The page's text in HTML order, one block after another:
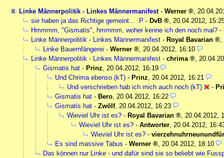
Linke Männerpolitik - Linkes Männermanifest- Werner ,
sie haben ja das Richtige gemeint... :P - DvB , 20.04.2012,
Hmmmm, "Gismatis", hmmmm, woher kenne ich den noch mal? -
Linke Männerpolitik - Linkes Männermanifest - Royal Bavarian
,
Linke Bauernfängerei - Werner , 20.04.2012, 16:10
Linke Männerpolitik - Linkes Männermanifest - chrima ,
Gismatis hat - Prinz, 20.04.2012, 16:19
Und Chrima ebenso (kT) - Prinz, 20.04.2012, 16:21
Und verschrieben hab ich mich auch noch (kT)
-
Gismatis hat - Bero, 20.04.2012, 16:22
Gismatis hat - Zwölf, 20.04.2012, 16:23
Wieviel Uhr ist es? - Royal Bavarian , 20.04.2012,
Wieviel Uhr ist es? - Antworter, 20.04.2012,
Wieviel Uhr ist es? -
Es sind massive Tabus - Werner , 20.04.2012, 18:10
Das können nur Linke - und dafür sind sie so beliebt wie